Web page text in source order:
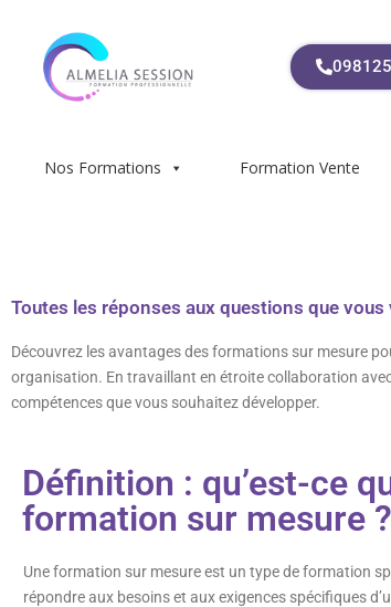
Nos Formations Formation Vente
Toutes les réponses aux questions que
Découvrez les avantages des formations sur mesure
organisation. En travaillant en étroite collaboration
compétences que vous souhaitez développer.
Définition : qu’est-ce
formation sur mesure ?
Une formation sur mesure est un type de formation
répondre aux besoins et aux exigences spécifiques